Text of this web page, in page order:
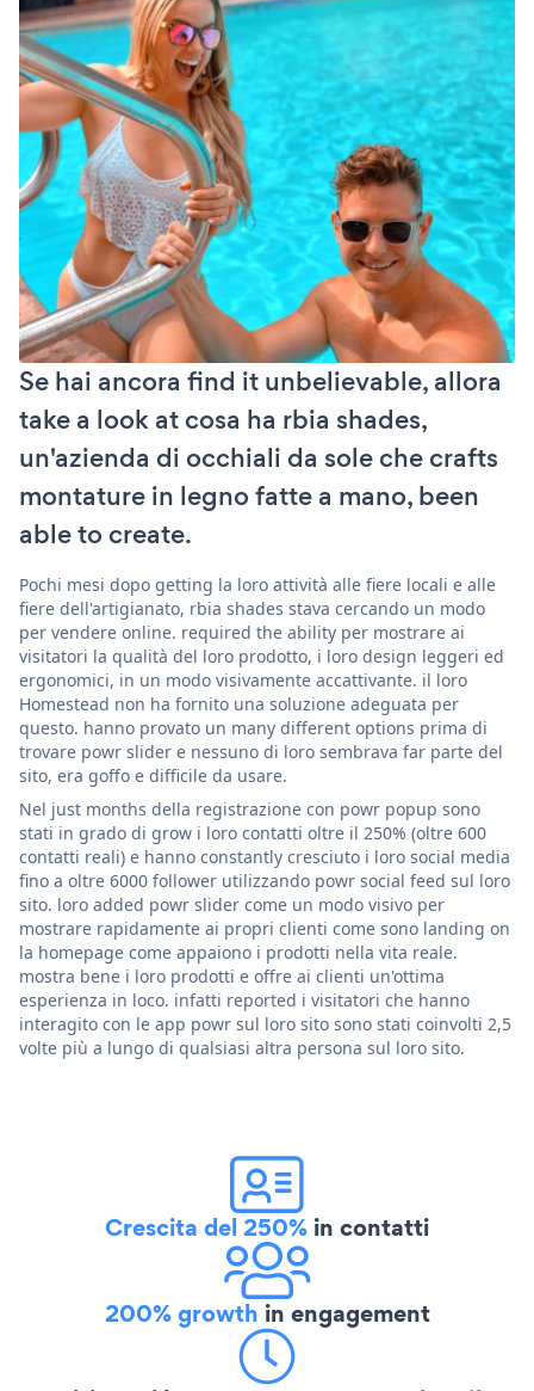
Se hai ancora find it unbelievable, allora
take a look at cosa ha rbia shades,
un'azienda di occhiali da sole che crafts
montature in legno fatte a mano, been
able to create.
Pochi mesi dopo getting la loro attività alle fiere locali e alle
fiere dell'artigianato, rbia shades stava cercando un modo
per vendere online. required the ability per mostrare ai
visitatori la qualità del loro prodotto, i loro design leggeri ed
ergonomici, in un modo visivamente accattivante. il loro
Homestead non ha fornito una soluzione adeguata per
questo. hanno provato un many different options prima di
trovare powr slider e nessuno di loro sembrava far parte del
sito, era goffo e difficile da usare.
Nel just months della registrazione con powr popup sono
stati in grado di grow i loro contatti oltre il 250% (oltre 600
contatti reali) e hanno constantly cresciuto i loro social media
fino a oltre 6000 follower utilizzando powr social feed sul loro
sito. loro added powr slider come un modo visivo per
mostrare rapidamente ai propri clienti come sono landing on
la homepage come appaiono i prodotti nella vita reale.
mostra bene i loro prodotti e offre ai clienti un'ottima
esperienza in loco. infatti reported i visitatori che hanno
interagito con le app powr sul loro sito sono stati coinvolti 2,5
volte più a lungo di qualsiasi altra persona sul loro sito.
Crescita del 250% in contatti
200% growth in engagement